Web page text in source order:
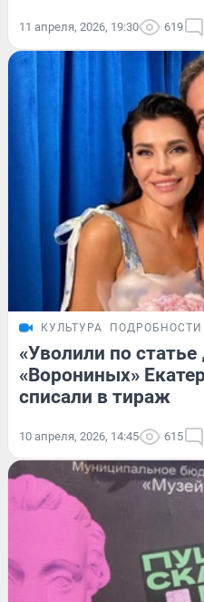
11 апреля, 2026, 19:30 619
КУЛЬТУРА ПОДРОБНОСТИ
«Уволили по статье
«Ворониных»
списали в тираж
10 апреля, 2026, 14:45 615